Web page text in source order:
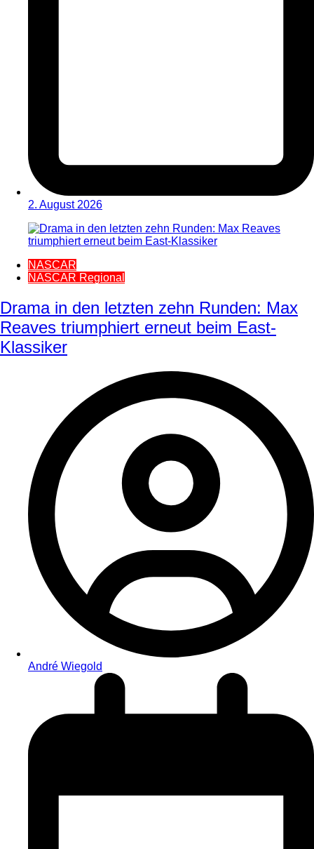
2. August 2026
NASCAR
NASCAR Regional
Drama in den letzten zehn Runden: Max
Reaves triumphiert erneut beim East-
Klassiker
André Wiegold